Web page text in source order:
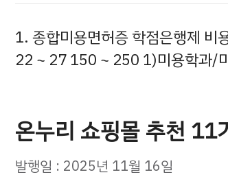
1. 종합미용면허증 학점은행제
22 ~ 27 150 ~ 250 1)미용학과/
온누리 쇼핑몰 추천 11
발행일 : 2025년 11월 16일